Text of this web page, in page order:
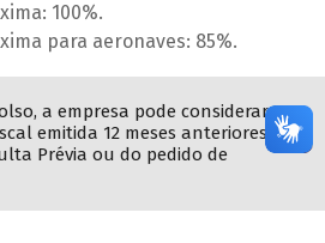
100%.
para aeronaves: 85%.
a empresa pode considerar
emitida 12 meses anteriores ao
Prévia ou do pedido de